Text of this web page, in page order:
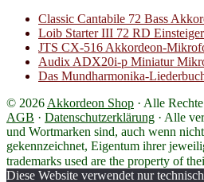
Classic Cantabile 72 Bass
Loib Starter III 72 RD Einsteiger
JTS CX-516 Akkordeon-
Audix ADX20i-p Miniatur
Das Mundharmonika-
© 2026 Akkordeon Shop · Alle
AGB · Datenschutzerklärung · Alle
und Wortmarken sind, auch wenn
gekennzeichnet, Eigentum ihrer
trademarks used are the property of
Diese Website verwendet nur